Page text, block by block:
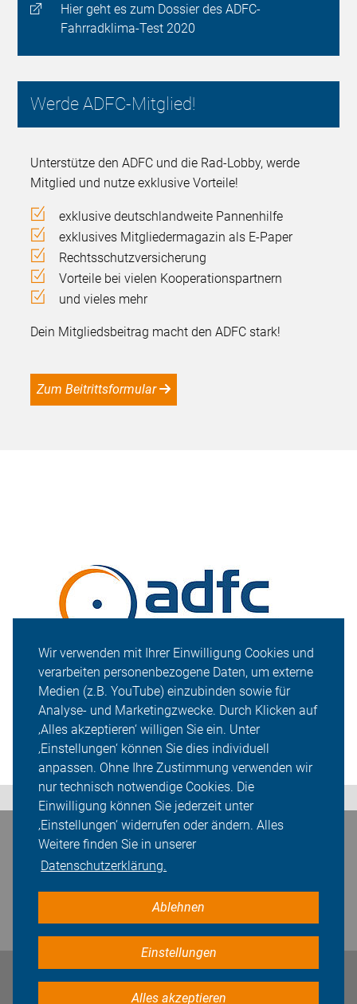
Wir verwenden mit Ihrer Einwilligung Cookies und
verarbeiten personenbezogene Daten, um externe
Medien (z.B. YouTube) einzubinden sowie für
Analyse- und Marketingzwecke. Durch Klicken auf
‚Alles akzeptieren‘ willigen Sie ein. Unter
‚Einstellungen‘ können Sie dies individuell
anpassen. Ohne Ihre Zustimmung verwenden wir
nur technisch notwendige Cookies. Die
Einwilligung können Sie jederzeit unter
‚Einstellungen‘ widerrufen oder ändern. Alles
Weitere finden Sie in unserer
Datenschutzerklärung.
Ablehnen
Einstellungen
Alles akzeptieren
Hier geht es zum Dossier des ADFC-
Fahrradklima-Test 2020
Werde ADFC-Mitglied!
Unterstütze den ADFC und die Rad-Lobby, werde
Mitglied und nutze exklusive Vorteile!
exklusive deutschlandweite Pannenhilfe
exklusives Mitgliedermagazin als E-Paper
Rechtsschutzversicherung
Vorteile bei vielen Kooperationspartnern
und vieles mehr
Dein Mitgliedsbeitrag macht den ADFC stark!
Zum Beitrittsformular
Bleiben Sie in Kontakt